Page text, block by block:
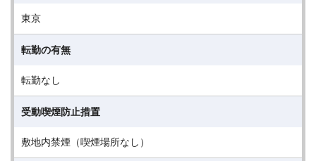
東京
転勤の有無
転勤なし
受動喫煙防止措置
敷地内禁煙（喫煙場所なし）